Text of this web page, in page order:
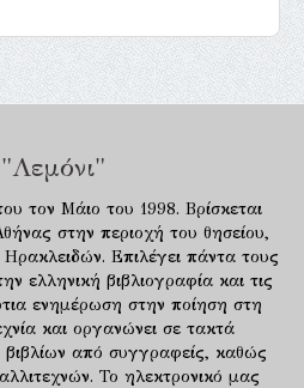
τον Μάιο του 1998. Βρίσκεται
στην περιοχή του θησείου,
Επιλέγει πάντα τους
ελληνική βιβλιογραφία και τις
ενημέρωση στην ποίηση στη
και οργανώνει σε τακτά
βιβλίων από συγγραφείς, καθώς
Το ηλεκτρονικό μας